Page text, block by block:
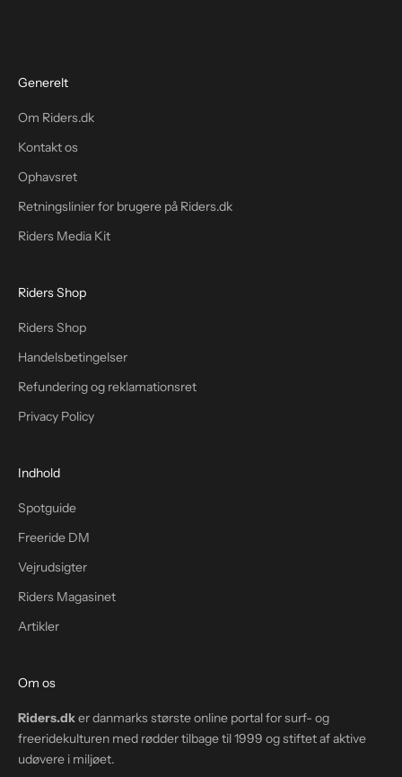
Generelt
Om Riders.dk
Kontakt os
Ophavsret
Retningslinier for brugere på Riders.dk
Riders Media Kit
Riders Shop
Riders Shop
Handelsbetingelser
Refundering og reklamationsret
Privacy Policy
Indhold
Spotguide
Freeride DM
Vejrudsigter
Riders Magasinet
Artikler
Om os
Riders.dker danmarks største online portal for surf- og
freeridekulturen med rødder tilbage til 1999 og stiftet af aktive
udøvere i miljøet.